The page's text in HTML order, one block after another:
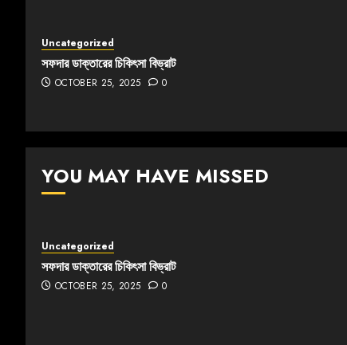
Uncategorized
সফদার ডাক্তারের চিকিৎসা বিভ্রাট
OCTOBER 25, 2025 0
YOU MAY HAVE MISSED
Uncategorized
সফদার ডাক্তারের চিকিৎসা বিভ্রাট
OCTOBER 25, 2025 0